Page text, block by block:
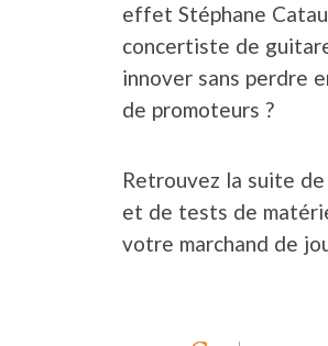
effet Stéphane
concertiste de
innover sans perdre
de promoteurs ?
Retrouvez la suite
et de tests de
votre marchand de